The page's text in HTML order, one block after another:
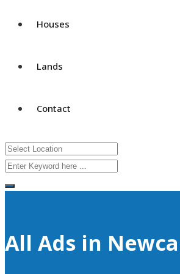
Houses
Lands
Contact
All Ads in